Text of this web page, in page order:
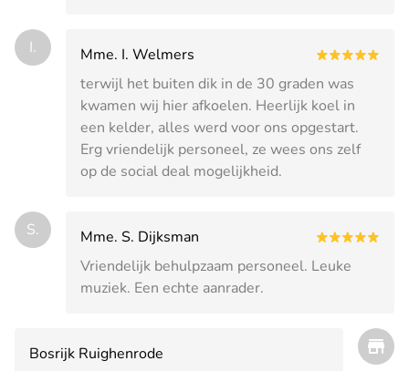
I.
Mme. I. Welmers
terwijl het buiten dik in de 30 graden was
kwamen wij hier afkoelen. Heerlijk koel in
een kelder, alles werd voor ons opgestart.
Erg vriendelijk personeel, ze wees ons zelf
op de social deal mogelijkheid.
S.
Mme. S. Dijksman
Vriendelijk behulpzaam personeel. Leuke
muziek. Een echte aanrader.
Bosrijk Ruighenrode